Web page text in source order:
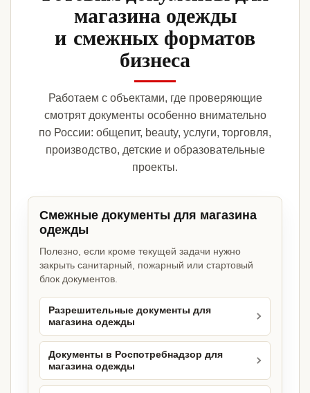
магазина одежды
и смежных форматов
бизнеса
Работаем с объектами, где проверяющие
смотрят документы особенно внимательно
по России: общепит, beauty, услуги, торговля,
производство, детские и образовательные
проекты.
Смежные документы для магазина
одежды
Полезно, если кроме текущей задачи нужно
закрыть санитарный, пожарный или стартовый
блок документов.
Разрешительные документы для
магазина одежды
Документы в Роспотребнадзор для
магазина одежды